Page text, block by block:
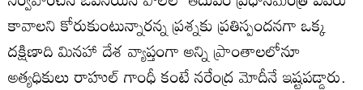
కావాలని కోరుకుంటున్నారన్న ప్రశ్నకు ప్రతిస్పందనగా ఒక్క
దక్షిణాది మినహా దేశ వ్యాప్తంగా అన్ని ప్రాంతాలలోనూ
అత్యధికులు రాహుల్ గాంధీ కంటే నరేంద్ర మోదీనే ఇష్టపడ్డారు.